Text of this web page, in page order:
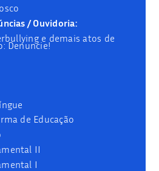
/ Ouvidoria:
e demais atos de
Denuncie!
de Educação
II
I